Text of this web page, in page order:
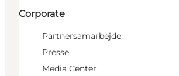
Corporate
Partnersamarbejde
Presse
Media Center